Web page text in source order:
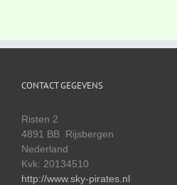
CONTACT GEGEVENS
Risten 2
4891 BB Rijsbergen
Nederland
Kvk: 20134510
http://www.sky-pirates.nl